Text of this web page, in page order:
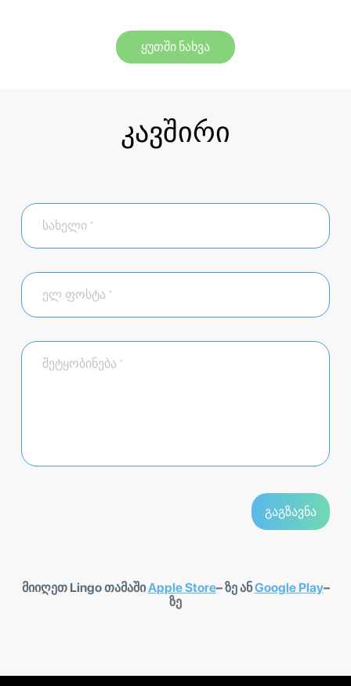
ყუთში ნახვა
კავშირი
მიიღეთ Lingo თამაშიApple Store– ზე ანGoogle Play–
ზე